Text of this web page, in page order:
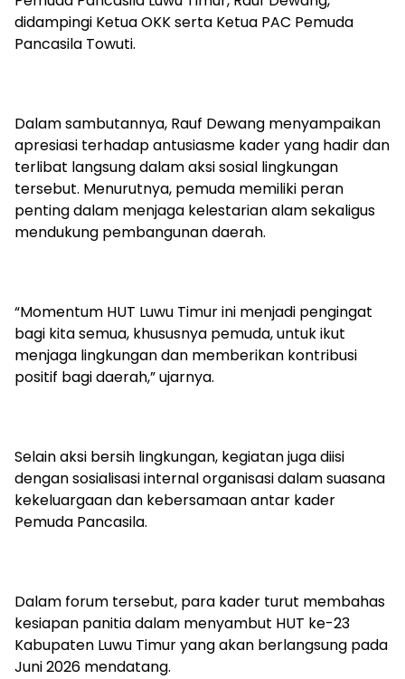
didampingi Ketua OKK serta Ketua PAC Pemuda
Pancasila Towuti.
Dalam sambutannya, Rauf Dewang menyampaikan
apresiasi terhadap antusiasme kader yang hadir dan
terlibat langsung dalam aksi sosial lingkungan
tersebut. Menurutnya, pemuda memiliki peran
penting dalam menjaga kelestarian alam sekaligus
mendukung pembangunan daerah.
“Momentum HUT Luwu Timur ini menjadi pengingat
bagi kita semua, khususnya pemuda, untuk ikut
menjaga lingkungan dan memberikan kontribusi
positif bagi daerah,” ujarnya.
Selain aksi bersih lingkungan, kegiatan juga diisi
dengan sosialisasi internal organisasi dalam suasana
kekeluargaan dan kebersamaan antar kader
Pemuda Pancasila.
Dalam forum tersebut, para kader turut membahas
kesiapan panitia dalam menyambut HUT ke-23
Kabupaten Luwu Timur yang akan berlangsung pada
Juni 2026 mendatang.